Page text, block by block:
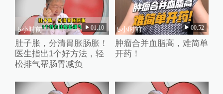
5小时前 01:10
肚子胀，分清胃胀肠胀！
医生指出1个好方法，轻
松排气帮肠胃减负
5小时前 00:52
肿瘤合并血脂高，难简单
开药！